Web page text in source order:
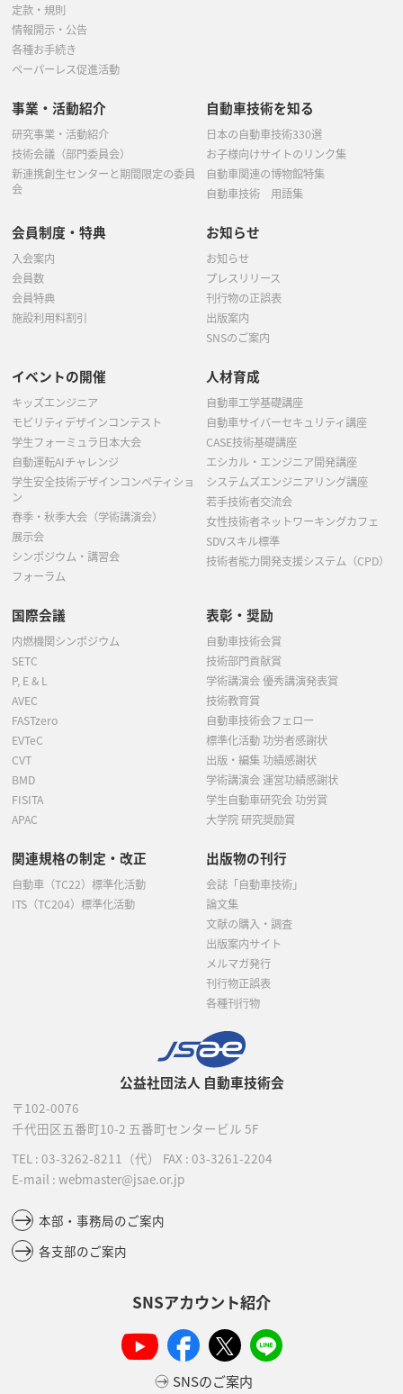
2月(1)
3月(4)
2月
公益社団法人 自動車技術会
〒102-0076
千代田区五番町10-2 五番町センタービル 5F
TEL : 03-3262-8211 （代） FAX : 03-3261-2204
E-mail : webmaster@jsae.or.jp
本部・事務局のご案内
各支部のご案内
SNSアカウント紹介
SNSのご案内
定款・規則
情報開示・公告
各種お手続き
ペーパーレス促進活動
事業・活動紹介
研究事業・活動紹介
技術会議（部門委員会）
新連携創生センターと期間限定の委員
会
自動車技術を知る
日本の自動車技術330選
お子様向けサイトのリンク集
自動車関連の博物館特集
自動車技術 用語集
会員制度・特典
入会案内
会員数
会員特典
施設利用料割引
お知らせ
お知らせ
プレスリリース
刊行物の正誤表
出版案内
SNSのご案内
イベントの開催
キッズエンジニア
モビリティデザインコンテスト
学生フォーミュラ日本大会
自動運転AIチャレンジ
学生安全技術デザインコンペティショ
ン
春季・秋季大会（学術講演会）
展示会
シンポジウム・講習会
フォーラム
人材育成
自動車工学基礎講座
自動車サイバーセキュリティ講座
CASE技術基礎講座
エシカル・エンジニア開発講座
システムズエンジニアリング講座
若手技術者交流会
女性技術者ネットワーキングカフェ
SDVスキル標準
技術者能力開発支援システム（CPD）
国際会議
内燃機関シンポジウム
SETC
P, E & L
AVEC
FASTzero
EVTeC
CVT
BMD
FISITA
APAC
表彰・奨励
自動車技術会賞
技術部門貢献賞
学術講演会 優秀講演発表賞
技術教育賞
自動車技術会フェロー
標準化活動 功労者感謝状
出版・編集 功績感謝状
学術講演会 運営功績感謝状
学生自動車研究会 功労賞
大学院 研究奨励賞
関連規格の制定・改正
自動車（TC22）標準化活動
ITS（TC204）標準化活動
出版物の刊行
会誌「自動車技術」
論文集
文献の購入・調査
出版案内サイト
メルマガ発行
刊行物正誤表
各種刊行物